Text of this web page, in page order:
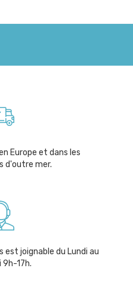
Europe et dans les
d'outre mer.
est joignable du Lundi au
9h-17h.